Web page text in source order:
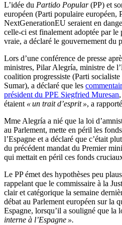
L’idée du Partido Popular(PP) et
européen (Parti populaire européen,
NextGenerationEU seraient en
celle-ci est finalement adoptée par le
vraie, a déclaré le gouvernement du
Lors d’une conférence de presse
ministres, Pilar Alegría, ministre de
coalition progressiste (Parti
Sumar), a déclaré que les
président du PPE Siegfried Muresan
étaient « un trait d’esprit », a
Mme Alegría a nié que la loi
au Parlement, mette en péril les
l’Espagne et a déclaré que c’était
du précédent mandat du Premier
qui mettait en péril ces fonds
Le PP émet des hypothèses peu
rappelant que le commissaire à la
clair et catégorique la semaine
débat au Parlement européen sur la
Espagne, lorsqu’il a souligné que la
interne à l’Espagne ».